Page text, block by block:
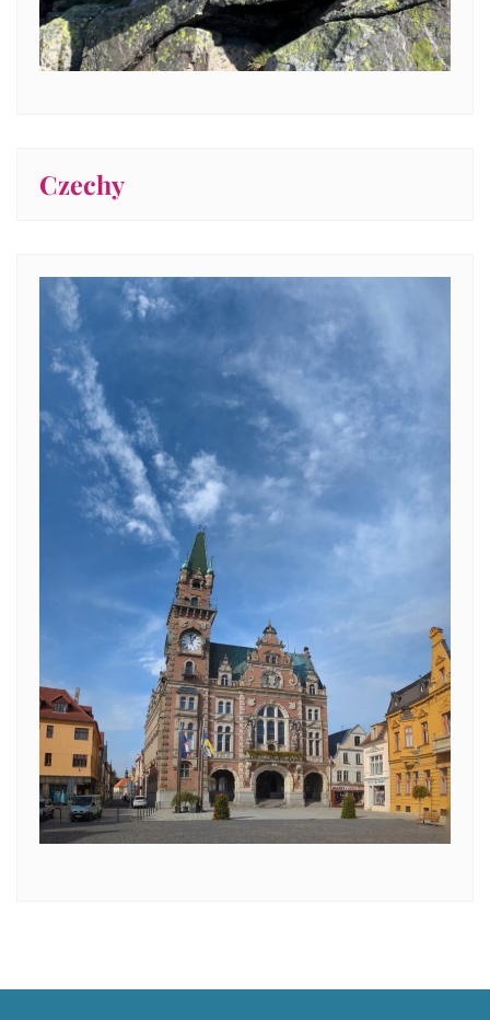
Czechy